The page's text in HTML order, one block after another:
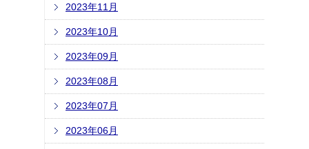
2023年11月
2023年10月
2023年09月
2023年08月
2023年07月
2023年06月